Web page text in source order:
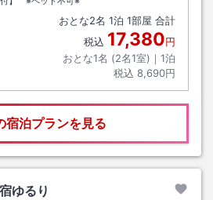
おとな2名 1泊 1部屋 合計
税込 17,380円
おとな1名 (2名1室)｜ 1泊
税込 8,690円
宿泊プランを見る
ゆるり